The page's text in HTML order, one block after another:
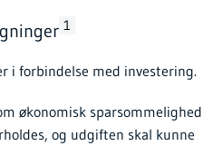
1
i forbindelse med investering.
økonomisk sparsommelighed
og udgiften skal kunne